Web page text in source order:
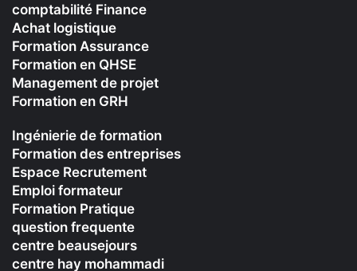
comptabilité Finance
Achat logistique
Formation Assurance
Formation en QHSE
Management de projet
Formation en GRH
Ingénierie de formation
Formation des entreprises
Espace Recrutement
Emploi formateur
Formation Pratique
question frequente
centre beausejours
centre hay mohammadi